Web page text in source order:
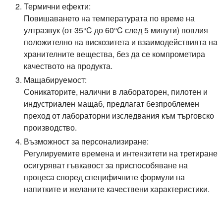
Термични ефекти:
Повишаването на температурата по време на
ултразвук (от 35°C до 60°C след 5 минути) повлия
положително на вискозитета и взаимодействията на
хранителните вещества, без да се компрометира
качеството на продукта.
Мащабируемост:
Соникаторите, налични в лабораторен, пилотен и
индустриален мащаб, предлагат безпроблемен
преход от лабораторни изследвания към търговско
производство.
Възможност за персонализиране:
Регулируемите времена и интензитети на третиране
осигуряват гъвкавост за приспособяване на
процеса според специфичните формули на
напитките и желаните качествени характеристики.